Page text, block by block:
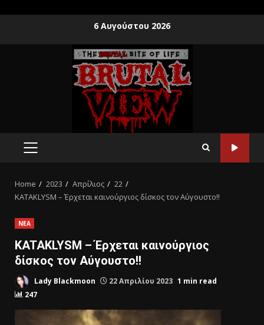
6 Αυγούστου 2026
Home 2023 Απρίλιος
22
KATAKLYSM – Έρχεται καινούργιος δίσκος τον Αύγουστο!!
ΝΕΑ
KATAKLYSM – Έρχεται καινούργιος
δίσκος τον Αύγουστο!!
Lady Blackmoon 22 Απριλίου 2023 1 min read
247